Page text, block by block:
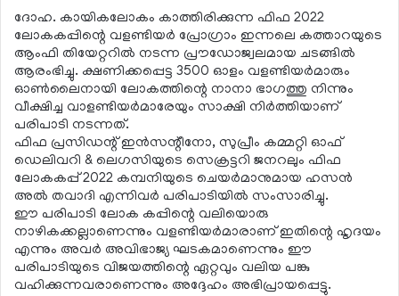
ദോഹ. കായികലോകം കാത്തിരിക്കുന്ന ഫിഫ 2022
ലോകകപ്പിന്റെ വളണ്ടിയര്‍ പ്രോഗ്രാം ഇന്നലെ കത്താറയുടെ
ആംഫി തിയേറ്ററില്‍ നടന്ന പ്രൗഡോജ്വലമായ ചടങ്ങില്‍
ആരംഭിച്ചു. ക്ഷണിക്കപ്പെട്ട 3500 ഓളം വളണ്ടിയര്‍മാരും
ഓണ്‍ലൈനായി ലോകത്തിന്റെ നാനാ ഭാഗത്തു നിന്നും
വീക്ഷിച്ച വാളണ്ടിയര്‍മാരേയും സാക്ഷി നിര്‍ത്തിയാണ്
പരിപാടി നടന്നത്.
ഫിഫ പ്രസിഡന്റ് ഇന്‍സന്റീനോ, സുപ്രീം കമ്മറ്റി ഓഫ്
ഡെലിവറി & ലെഗസിയുടെ സെക്രട്ടറി ജനറലും ഫിഫ
ലോകകപ്പ് 2022 കമ്പനിയുടെ ചെയര്‍മാനുമായ ഹസന്‍
അല്‍ തവാദി എന്നിവര്‍ പരിപാടിയില്‍ സംസാരിച്ചു.
ഈ പരിപാടി ലോക കപ്പിന്റെ വലിയൊരു
നാഴികക്കല്ലാണെന്നും വളണ്ടിയര്‍മാരാണ് ഇതിന്റെ ഹൃദയം
എന്നും അവര്‍ അവിഭാജ്യ ഘടകമാണെന്നും ഈ
പരിപാടിയുടെ വിജയത്തിന്റെ ഏറ്റവും വലിയ പങ്കു
വഹിക്കുന്നവരാണെന്നും അദ്ദേഹം അഭിപ്രായപ്പെട്ടു.